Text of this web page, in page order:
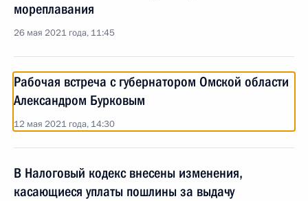
мореплавания
26 мая 2021 года, 11:45
Рабочая встреча с губернатором Омской области
Александром Бурковым
12 мая 2021 года, 14:30
В Налоговый кодекс внесены изменения,
касающиеся уплаты пошлины за выдачу